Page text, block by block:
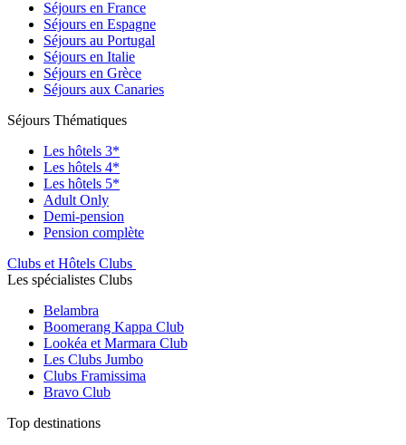
Séjours en France
Séjours en Espagne
Séjours au Portugal
Séjours en Italie
Séjours en Grèce
Séjours aux Canaries
Séjours Thématiques
Les hôtels 3*
Les hôtels 4*
Les hôtels 5*
Adult Only
Demi-pension
Pension complète
Clubs et Hôtels Clubs
Les spécialistes Clubs
Belambra
Boomerang Kappa Club
Lookéa et Marmara Club
Les Clubs Jumbo
Clubs Framissima
Bravo Club
Top destinations